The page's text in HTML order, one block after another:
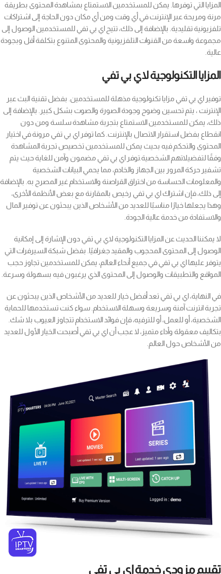
المزايا التي توفرها. يمكن للمستخدمين الاستمتاع بمشاهدة المحتوى بطريقة
مرنة ومريحة عبر الإنترنت في أي وقت ومن أي مكان دون الحاجة إلى اشتراكات
تلفزيونية تقليدية. بالإضافة إلى ذلك، تتيح اي بي تفي للمستخدمين الوصول إلى
مجموعة واسعة من القنوات التلفزيونية والمحتوى المتنوع بتكلفة أقل وبجودة
عالية.
المزايا التكنولوجية لاي بي تفي
توفير اي بي تفي مزايا تكنولوجية مذهلة للمستخدمين. بفضل تقنية البث عبر
الإنترنت ، يتم تحسين وضوح وجودة الصورة والصوت بشكل كبير. بالإضافة إلى
ذلك، يمكن للمستخدمين الاستمتاع بتجربة مشاهدة سلسة ومن دون
انقطاع بفضل استقرار الاتصال بالإنترنت. كما توفر اي بي تفي مرونة في اختيار
المحتوى والتحكم فيه بحيث يمكن للمستخدمين تخصيص تجربة المشاهدة
وفقًا لتفضيلاتهم الشخصية.توفر اي بي تفي مضمون وآمن للغاية حيث يتم
تشفير حركة المرور بين الجهاز والخادم، مما يحمي البيانات الشخصية
والمعلومات الحساسة من اختراق القراصنة والاستخدام غير المصرح به. بالإضافة
إلى ذلك، فإن اشتراك اي بي تفي رخيص بالمقارنة مع بعض الأنظمة الأخرى،
وهذا يجعلها خيارًا مناسبًا للعديد من الأشخاص الذين يبحثون عن توفير المال
والاستفادة من خدمة عالية الجودة.
لا يمكننا الحديث عن المزايا التكنولوجية لاي بي تفي دون الإشارة إلى إمكانية
الوصول إلى المحتوى المحجوب والمقيد جغرافيًا. بفضل شبكة السيرفرات التي
يتوفر عليها اي بي تفي في جميع أنحاء العالم، يمكن للمستخدمين تجاوز حجب
المواقع والتطبيقات والوصول إلى المحتوى الذي يرغبون فيه بسهولة وسرعة.
في النهاية، اي بي تفي تعد أفضل خيار للعديد من الأشخاص الذين يبحثون عن
تجربة انترنت آمنة وسريعة وسهلة الاستخدام. سواء كنت تستخدمها للحماية
الشخصية، أو للعمل، أو للترفيه، فإن فوائد الاستخدام تتجاوز العيوب بلا شك.
بتكاليف معقولة وأداء متميز، لا عجب أن اي بي تفي أصبحت الخيار الأول للعديد
من الأشخاص حول العالم.
تقييم مزودي خدمة اي بي تفي